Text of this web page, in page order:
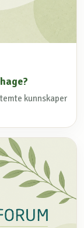
kunnskaper